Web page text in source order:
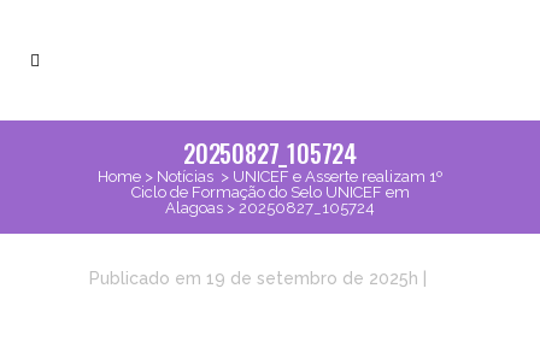
20250827_105724
Home > Notícias > UNICEF e Asserte realizam 1º
Ciclo de Formação do Selo UNICEF em
Alagoas > 20250827_105724
Publicado em 19 de setembro de 2025h